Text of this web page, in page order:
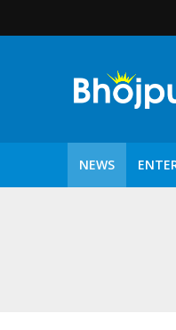
NEWS